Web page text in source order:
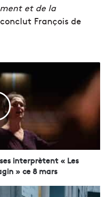
et de la
François de
interprètent « Les
» ce 8 mars